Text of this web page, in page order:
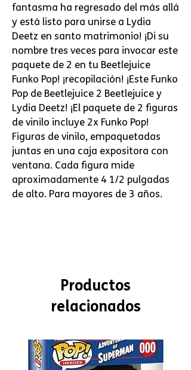
fantasma ha regresado del más allá
y está listo para unirse a Lydia
Deetz en santo matrimonio! ¡Di su
nombre tres veces para invocar este
paquete de 2 en tu Beetlejuice
Funko Pop! ¡recopilación! ¡Este Funko
Pop de Beetlejuice 2 Beetlejuice y
Lydia Deetz! ¡El paquete de 2 figuras
de vinilo incluye 2x Funko Pop!
Figuras de vinilo, empaquetadas
juntas en una caja expositora con
ventana. Cada figura mide
aproximadamente 4 1/2 pulgadas
de alto. Para mayores de 3 años.
Productos
relacionados